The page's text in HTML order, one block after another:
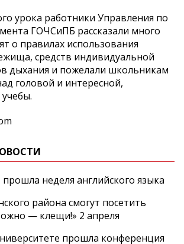
урока работники Управления по
ГОЧСиПБ рассказали много
о правилах использования
средств индивидуальной
дыхания и пожелали школьникам
головой и интересной,
неделя английского языка
района смогут посетить
— клещи!» 2 апреля
прошла конференция